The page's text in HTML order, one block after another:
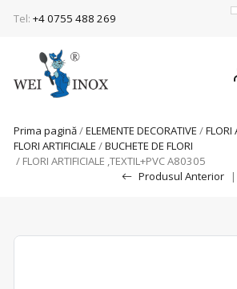
Tel: +4 0755 488 269
Prima pagină/ELEMENTE DECORATIVE /FLORI
FLORI ARTIFICIALE /BUCHETE DE FLORI
/ FLORI ARTIFICIALE ,TEXTIL+PVC A80305
Produsul Anterior
|